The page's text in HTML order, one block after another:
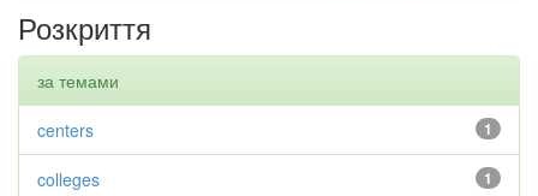
Розкриття
за темами
1
centers
1
colleges